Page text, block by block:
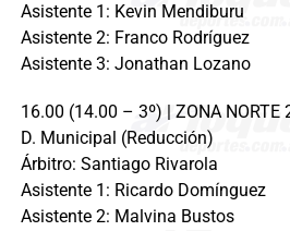
Asistente 1: Kevin Mendiburu
Asistente 2: Franco Rodríguez
Asistente 3: Jonathan Lozano
16.00 (14.00 – 3º) | ZONA NORTE
D. Municipal (Reducción)
Árbitro: Santiago Rivarola
Asistente 1: Ricardo Domínguez
Asistente 2: Malvina Bustos